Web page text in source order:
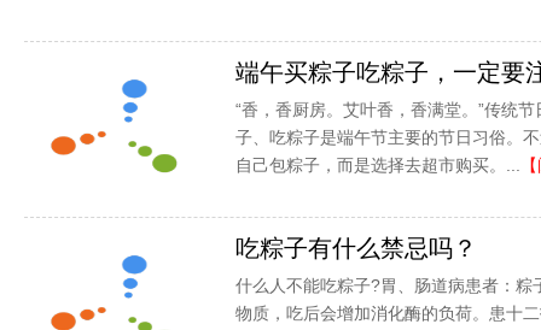
端午买粽子吃粽子，一定要
“香，香厨房。艾叶香，香满堂。”传统
子、吃粽子是端午节主要的节日习俗。
自己包粽子，而是选择去超市购买。...
吃粽子有什么禁忌吗？
什么人不能吃粽子?胃、肠道病患者：粽
物质，吃后会增加消化酶的负荷。患十